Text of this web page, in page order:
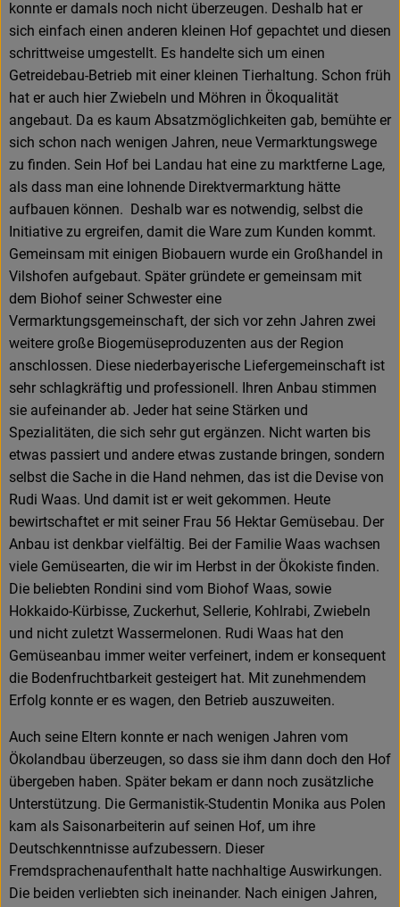
konnte er damals noch nicht überzeugen. Deshalb hat er
sich einfach einen anderen kleinen Hof gepachtet und diesen
schrittweise umgestellt. Es handelte sich um einen
Getreidebau-Betrieb mit einer kleinen Tierhaltung. Schon früh
hat er auch hier Zwiebeln und Möhren in Ökoqualität
angebaut. Da es kaum Absatzmöglichkeiten gab, bemühte er
sich schon nach wenigen Jahren, neue Vermarktungswege
zu finden. Sein Hof bei Landau hat eine zu marktferne Lage,
als dass man eine lohnende Direktvermarktung hätte
aufbauen können. Deshalb war es notwendig, selbst die
Initiative zu ergreifen, damit die Ware zum Kunden kommt.
Gemeinsam mit einigen Biobauern wurde ein Großhandel in
Vilshofen aufgebaut. Später gründete er gemeinsam mit
dem Biohof seiner Schwester eine
Vermarktungsgemeinschaft, der sich vor zehn Jahren zwei
weitere große Biogemüseproduzenten aus der Region
anschlossen. Diese niederbayerische Liefergemeinschaft ist
sehr schlagkräftig und professionell. Ihren Anbau stimmen
sie aufeinander ab. Jeder hat seine Stärken und
Spezialitäten, die sich sehr gut ergänzen. Nicht warten bis
etwas passiert und andere etwas zustande bringen, sondern
selbst die Sache in die Hand nehmen, das ist die Devise von
Rudi Waas. Und damit ist er weit gekommen. Heute
bewirtschaftet er mit seiner Frau 56 Hektar Gemüsebau. Der
Anbau ist denkbar vielfältig. Bei der Familie Waas wachsen
viele Gemüsearten, die wir im Herbst in der Ökokiste finden.
Die beliebten Rondini sind vom Biohof Waas, sowie
Hokkaido-Kürbisse, Zuckerhut, Sellerie, Kohlrabi, Zwiebeln
und nicht zuletzt Wassermelonen. Rudi Waas hat den
Gemüseanbau immer weiter verfeinert, indem er konsequent
die Bodenfruchtbarkeit gesteigert hat. Mit zunehmendem
Erfolg konnte er es wagen, den Betrieb auszuweiten.
Auch seine Eltern konnte er nach wenigen Jahren vom
Ökolandbau überzeugen, so dass sie ihm dann doch den Hof
übergeben haben. Später bekam er dann noch zusätzliche
Unterstützung. Die Germanistik-Studentin Monika aus Polen
kam als Saisonarbeiterin auf seinen Hof, um ihre
Deutschkenntnisse aufzubessern. Dieser
Fremdsprachenaufenthalt hatte nachhaltige Auswirkungen.
Die beiden verliebten sich ineinander. Nach einigen Jahren,